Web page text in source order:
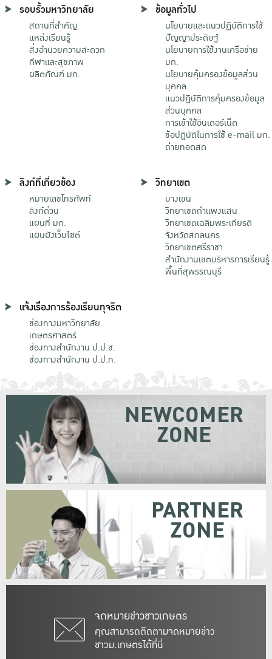
รอบรั้วมหาวิทยาลัย
สถานที่สำคัญ
แหล่งเรียนรู้
สิ่งอำนวยความสะดวก
กีฬาและสุขภาพ
ผลิตภัณฑ์ มก.
ข้อมูลทั่วไป
นโยบายและแนวปฏิบัติการใช้
ปัญญาประดิษฐ์
นโยบายการใช้งานเครือข่าย
มก.
นโยบายคุ้มครองข้อมูลส่วน
บุคคล
แนวปฏิบัติการคุ้มครองข้อมูล
ส่วนบุคคล
การเข้าใช้อินเตอร์เน็ต
ข้อปฏิบัติในการใช้ e-mail มก.
ถ่ายทอดสด
ลิงก์ที่เกี่ยวข้อง
หมายเลขโทรศัพท์
ลิงก์ด่วน
แผนที่ มก.
แผนผังเว็บไซต์
วิทยาเขต
บางเขน
วิทยาเขตกําแพงแสน
วิทยาเขตเฉลิมพระเกียรติ
จังหวัดสกลนคร
วิทยาเขตศรีราชา
สำนักงานเขตบริหารการเรียนรู้
พื้นที่สุพรรณบุรี
แจ้งเรื่องการร้องเรียนทุจริต
ช่องทางมหาวิทยาลัย
เกษตรศาสตร์
ช่องทางสำนักงาน ป.ป.ช.
ช่องทางสำนักงาน ป.ป.ท.
จดหมายข่าวชาวเกษตร
คุณสามารถติดตามจดหมายข่าว
ชาวม.เกษตรได้ที่นี่
NEWCOMER
ZONE
PARTNER
ZONE